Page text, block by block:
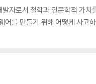
자로서 철학과 인문학적 가치
를 만들기 위해 어떻게 사고